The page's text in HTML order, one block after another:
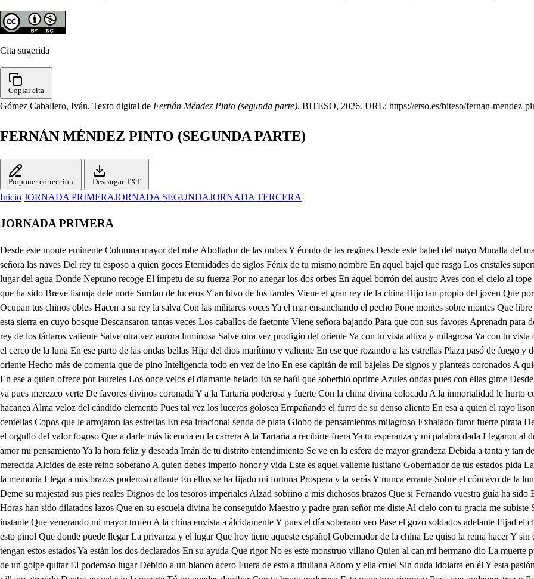
Cita sugerida
Copiar cita
Gómez Caballero, Iván. Texto digital de Fernán Méndez Pinto (segunda parte). BITESO, 2026. URL: https://etso.es/biteso/fernan-mendez-
FERNÁN MÉNDEZ PINTO (SEGUNDA PARTE)
Proponer corrección Descargar TXT
Inicio JORNADA PRIMERAJORNADA SEGUNDAJORNADA TERCERA
JORNADA PRIMERA
Desde este monte eminente Columna mayor del robe Abollador de las nubes Y émulo de las regines Desde este babel del mayo Muralla del mar salobre Espejo siempre del día Pues nunca ha visto la noche Se ven señora las naves Del rey tu esposo a quien goces Eternidades de siglos Fénix de tu mismo nombre En aquel bajel que rasga Los cristales superiores Pues le dio el noveno cielo Nicue desasida a montes En aquel lugar del agua Donde Neptuno recoge El ímpetu de su fuerza Por no anegar los dos orbes En aquel borrón del austro Aves con el cielo al tope Plumaje propio del viento Porque más con él se adorne En aquel leño que ha sido Breve lisonja dele norte Surdan de luceros Y archivo de los faroles Viene el gran rey de la china Hijo tan propio del joven Que por serlo ha merecido La diosa de los amores Y aquel deseado puerto Ocupan tus chinos obles Hacen a su rey la salva Con las militares voces Ya el mar ensanchando el pecho Pone montes sobre montes Que libre del grave peso Ya pro sus campañas corre Y por la verde esmeralda De esta sierra en cuyo bosque Descansaron tantas veces Los caballos de faetonte Viene señora bajando Para que con sus favores Aprenadn para deidades Eternizando sus nombres Salve reina del Asia poderosa Salve rey de los tártaros valiente Salve otra vez aurora luminosa Salve otra vez prodigio del oriente Ya con tu vista altiva y milagrosa Ya con tu vista oh príncipe eminente Inmóvil se ha mostrado mi fortuna Y yo tocando el cerco de la luna En ese parto de las ondas bellas Hijo del dios marítimo y valiente En ese que rozando a las estrellas Plaza pasó de fuego y de tridente En ese archivo solod e centellas Volante movimiento del oriente Hecho más de comenta que de pino Inteligencia todo en vez de lno En ese capitán de mil bajeles De signos y planteas coronados A quien sirven de escolta cien mil pieles Macnhas de tanto piélago sagrado En ese a quien ofrece por laureles Los once velos el diamante helado En se baúl que soberbio oprime Azules ondas pues con ellas gime Desde Tartaria vengo a obedecerte Y a lograr la esperanza deseada Cumplida ya pues merezco verte De favores divinos coronada Y a la Tartaria poderosa y fuerte Con la china divina colocada A la inmortalidad le hurto constante El siglo más dorado de diamante En esa pía oh bárbara hacanea Alma veloz del cándido elemento Pues tal vez los luceros golosea Empañando el furro de su denso aliento En esa a quien el rayo lisonjea Pues siempre la ha servido de alimento Manchada de un abismo de centellas Copos que le arrojaron las estrellas En esa irracional senda de plata Globo de pensamientos milagroso Exhalado furor fuerte pirata Del desasido campo luminoso Desde pequín donde vengo se dilata Tanto el orgullo del valor fogoso Que a darle más licencia en la carrera A la Tartaria a recibirte fuera Ya tu esperanza y mi palabra dada Llegaron al debido cumplimiento Voluntad de la fábrica bordada Que sujeto a tu amor mi pensamiento Ya la hora feliz y deseada Imán de tu distrito entendimiento Se ve en la esfera de mayor grandeza Debida a tanta y tan debida alteza Fernando llega a que le des tu mano De su mucho valor tan merecida Alcides de este reino soberano A quien debes imperio honor y vida Este es aquel valiente lusitano Gobernador de tus estados pida La fama en que escribir su nueva historia Pues se perdió en lo escrito de la memoria Llega a mis brazos poderoso atlante En ellos se ha fijado mi fortuna Prospera y la verás Y nunca errante Sobre el cóncavo de la luna Tu sobrino señor tienes delante Archivo sois de su dorada cuna Deme su majestad sus pies reales Dignos de los tesoros imperiales Alzad sobrino a mis dichosos brazos Que si Fernando vuestra guía ha sido Bien merecéis de tan honrosos lazos El trono siempre de valor ceñido Horas han sido dilatados lazos Que en su escuela divina he conseguido Maestro y padre gran señor me diste Al cielo con tu gracia me subiste Su alteza ha conseguido mi deseo yo he sido señor he sido desde el instante Que venerando mi mayor trofeo A la china envista a álcidamente Y pues el día soberano veo Pase el gozo soldados adelante Fijad el clavo de la rueda varia Viva el rey de la china y la Tartaria Que dices de esto pinol Que donde puede llegar La privanza y el lugar Que hoy tiene aqueste español Gobernador de la china Le quiso la reina hacer Y sin duda vendrá a ser Según el rey se le inclina El potentado mayor Que tengan estos estados Ya están los dos declarados En su ayuda Que rigor No es este monstruo villano Quien al can mi hermano dio La muerte pues como yo Sufro tan fiero tirano Como un cobarde extranjero Quiere de un golpe quitar El poderoso lugar Debido a un blanco acero Fuera de esto a tituliana Adoro y ella cruel Sin duda idolatra en él Y esta pasión inhumana Me tiene Tiraín de suerte Que mil veces he querido Darle al villano atrevido Dentro en palacio la muerte Tú no puedes derribar Con tu brazo poderoso Este monstruo riguroso Pues que podemos trazar Ponerle mal con el rey Decirle que es un traidor Que aunque es tanto su valor De un extranjero la ley Llevará mal de su parte La llaneza y la lealtad Y pues sangre y amistad A los dos el rey reparte Fácil será de creer Lo que hiciéremos los dos Bien has hablado por dios Deshágase su poder Pues han querido los cielos Nuestro poder derribar Mas yo vengaré el pesar De la privanza y los celos Haré el papel más pedazos Que letras vienen en él Que culpa tiene el papel Si amor no admite sus lazos Pues como vivo por dios Papel a ti Dorotea Si ella con su amor pelea Que culpa das a los dos Y tu infame que atrevido Lo llevabas en la mano Yo señora Tú villano Que te reportes te pido Quien a mi me ha de querer Tanto se ha de rectar Que ni al sol ha de mirar Siempre temí a esta mujer Que es querer otro sujeto Yo querer estás en ti De celos no estoy en mí Que ingenio tan perfecto Pase por tal necedad Ni yo he leído el papel Ni sé lo que dice en él Esa es la misma verdad Si ella ha sido inadvertida En declararte su amor Y nunca llegó a favor Su esperanza entretenida Porque culpas mi lealtad Papel tú viven los cielos Injustos son tus recelos No hay en los hombres verdad Y el reino de los engaños En los imperios de amor Es España Ese es rigor No hay en los reinos extraños Si correrlos todos quieres A donde puedas hallar Quien sepa tanto engañar En traiciones las mujeres Como en tu tierra yo sé Que digo en esto verdad Jamás profesáis lealtad La causa yo la diré Y cuál es Decirla quiero Pues duda en nosotros pones Que de ellas esas traiciones Las aprendimos primero Fernando los celos son El dolor más desigual Y no hay laberinto igual A su loca confusión Confieso que te he querido Tanto y que mal me has pagado